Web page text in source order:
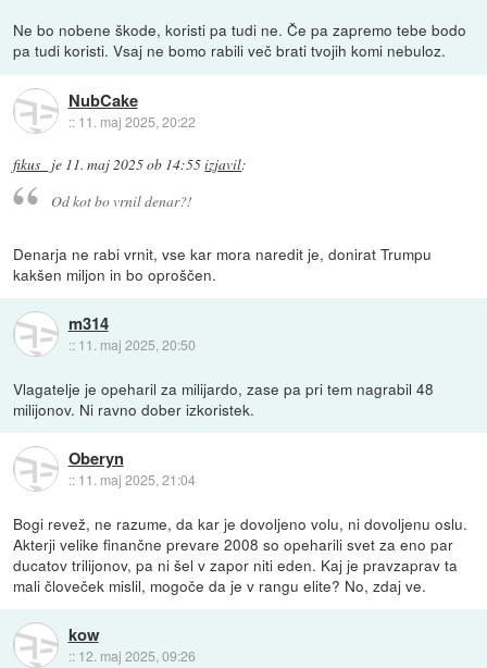
Ne bo nobene škode, koristi pa tudi ne. Če pa zapremo tebe bodo
pa tudi koristi. Vsaj ne bomo rabili več brati tvojih komi nebuloz.
NubCake
:: 11. maj 2025, 20:22
fikus_ je 11. maj 2025 ob 14:55izjavil:
Od kot bo vrnil denar?!
Denarja ne rabi vrnit, vse kar mora naredit je, donirat Trumpu
kakšen miljon in bo oproščen.
m314
:: 11. maj 2025, 20:50
Vlagatelje je opeharil za milijardo, zase pa pri tem nagrabil 48
milijonov. Ni ravno dober izkoristek.
Oberyn
:: 11. maj 2025, 21:04
Bogi revež, ne razume, da kar je dovoljeno volu, ni dovoljenu oslu.
Akterji velike finančne prevare 2008 so opeharili svet za eno par
ducatov trilijonov, pa ni šel v zapor niti eden. Kaj je pravzaprav ta
mali človeček mislil, mogoče da je v rangu elite? No, zdaj ve.
kow
:: 12. maj 2025, 09:26